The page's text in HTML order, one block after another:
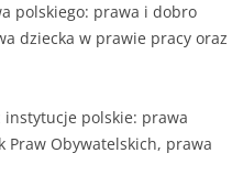
polskiego: prawa i dobro
dziecka w prawie pracy oraz
instytucje polskie: prawa
Praw Obywatelskich, prawa